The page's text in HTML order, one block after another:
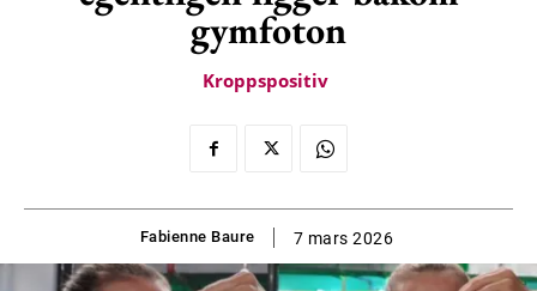
gymfoton
Kroppspositiv
Fabienne Baure 7 mars 2026